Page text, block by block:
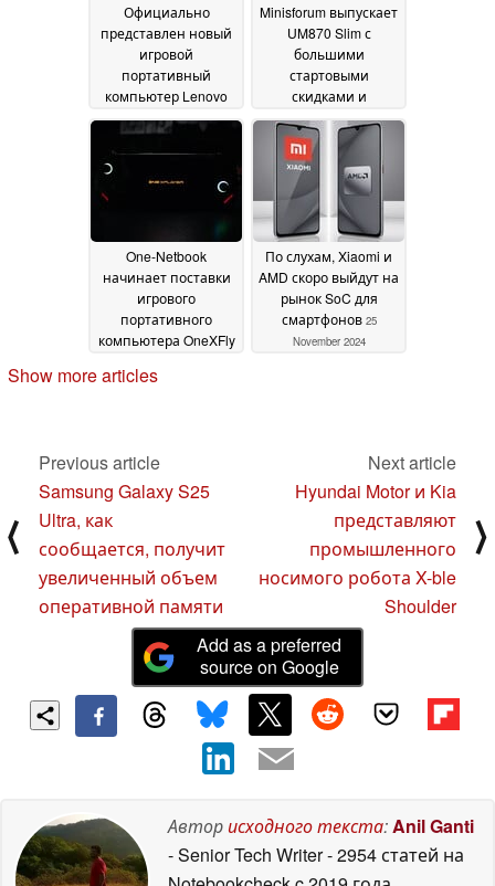
Официально
представлен новый
игровой
портативный
компьютер Lenovo
Legion Go с APU AMD
Rembrandt и
поддержкой Wi-Fi 6E
29 November 2024
Minisforum выпускает
UM870 Slim с
большими
стартовыми
скидками и
необычным
процессором AMD
Ryzen 7 8745H
29
November 2024
One-Netbook
начинает поставки
игрового
портативного
компьютера OneXFly
Strix Point
По слухам, Xiaomi и
AMD скоро выйдут на
рынок SoC для
смартфонов 25
November 2024
Show more articles
⟨
Previous article
Samsung Galaxy S25
Ultra, как
сообщается, получит
увеличенный объем
оперативной памяти
Next article
Hyundai Motor и Kia
представляют
промышленного
носимого робота X-ble
Shoulder
⟩
Add as a preferred
source on Google
Авторисходного текста:Anil Ganti
- Senior Tech Writer- 2954 статей на